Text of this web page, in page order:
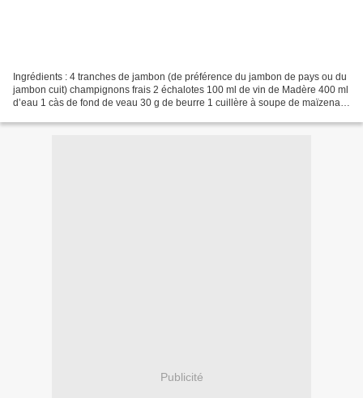
Ingrédients : 4 tranches de jambon (de préférence du jambon de pays ou du
jambon cuit) champignons frais 2 échalotes 100 ml de vin de Madère 400 ml
d’eau 1 càs de fond de veau 30 g de beurre 1 cuillère à soupe de maïzena
Publicité